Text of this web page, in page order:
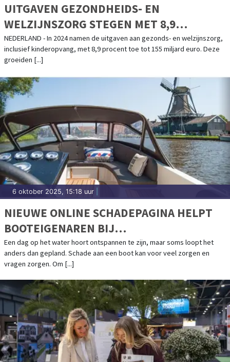
UITGAVEN GEZONDHEIDS- EN
WELZIJNSZORG STEGEN MET 8,9
PROCENT IN 2024
NEDERLAND - In 2024 namen de uitgaven aan gezonds- en welzijnszorg,
inclusief kinderopvang, met 8,9 procent toe tot 155 miljard euro. Deze
groeiden [...]
6 oktober 2025, 15:18 uur
NIEUWE ONLINE SCHADEPAGINA HELPT
BOOTEIGENAREN BIJ
SCHADEAFHANDELING
Een dag op het water hoort ontspannen te zijn, maar soms loopt het
anders dan gepland. Schade aan een boot kan voor veel zorgen en
vragen zorgen. Om [...]